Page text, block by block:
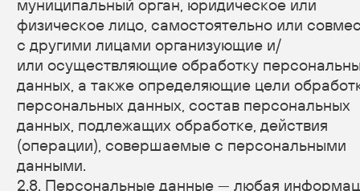
2.12. Распространение персональных данных —
любые действия, направленные на раскрытие
персональных данных неопределенному кругу лиц
(передача персональных данных) или
на ознакомление с персональными данными
неограниченного круга лиц, в том числе
обнародование персональных данных в средствах
массовой информации, размещение
в информационно-телекоммуникационных сетях
или предоставление доступа к персональным
данным каким-либо иным способом.
2.13. Трансграничная передача персональных
данных — передача персональных данных